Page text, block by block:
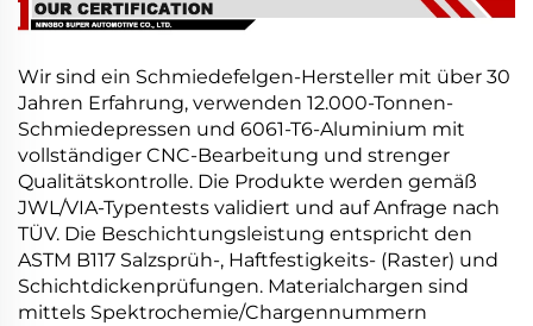
Wir sind ein Schmiedefelgen-Hersteller mit über 30
Jahren Erfahrung, verwenden 12.000-Tonnen-
Schmiedepressen und 6061-T6-Aluminium mit
vollständiger CNC-Bearbeitung und strenger
Qualitätskontrolle. Die Produkte werden gemäß
JWL/VIA-Typentests validiert und auf Anfrage nach
TÜV. Die Beschichtungsleistung entspricht den
ASTM B117 Salzsprüh-, Haftfestigkeits- (Raster) und
Schichtdickenprüfungen. Materialchargen sind
mittels Spektrochemie/Chargennummern